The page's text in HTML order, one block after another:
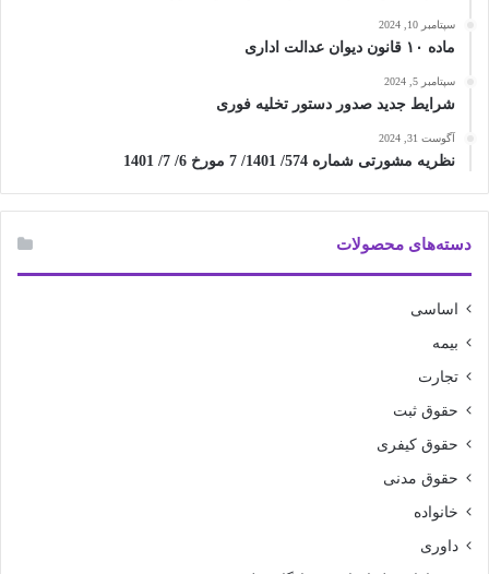
سپتامبر 10, 2024
ماده ۱۰ قانون دیوان عدالت اداری
سپتامبر 5, 2024
شرایط جدید صدور دستور تخلیه فوری
آگوست 31, 2024
نظریه مشورتی شماره 574/ 1401/ 7 مورخ 6/ 7/ 1401
دسته‌های محصولات
اساسی
بیمه
تجارت
حقوق ثبت
حقوق کیفری
حقوق مدنی
خانواده
داوری